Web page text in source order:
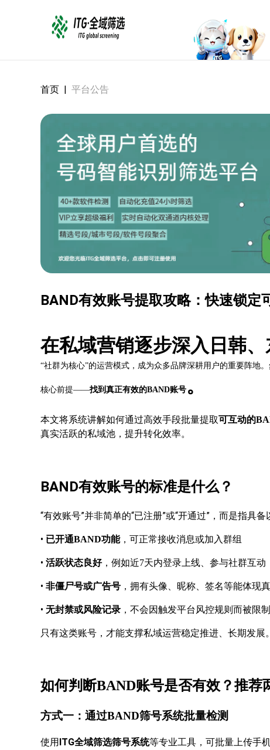
首页 | 平台公告
BAND有效账号提取攻略：快速锁定
在私域营销逐步深入日韩、
“社群为核心”的运营模式，成为众多品牌深耕用户的重要阵地
核心前提——找到真正有效的BAND账号 。
本文将系统讲解如何通过高效手段批量提取可互动的
真实活跃的私域池，提升转化效率。
BAND有效账号的标准是什么？
“有效账号”并非简单的“已注册”或“开通过”，而是指具备
• 已开通BAND功能，可正常接收消息或加入群组
• 活跃状态良好，例如近7天内登录上线、参与社群互动
• 非僵尸号或广告号 ，拥有头像、昵称、签名等能体现
• 无封禁或风险记录 ，不会因触发平台风控规则而被限
只有这类账号，才能支撑私域运营稳定推进、长期发展。
如何判断BAND账号是否有效？推荐
方式一：通过BAND筛号系统批量检测
使用ITG全域筛选筛号系统等专业工具，可批量上传手